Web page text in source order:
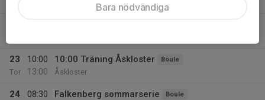
23
Tor
10:00
13:00
10:00 Träning Åskloster Boule
Åskloster
24
08:30
Falkenberg sommarserie Boule
Bara nödvändiga